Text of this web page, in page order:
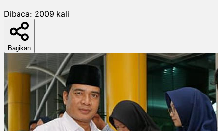
Dibaca: 2009 kali
Bagikan